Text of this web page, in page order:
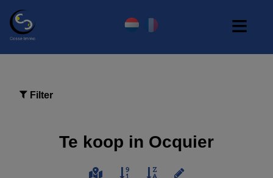
Filter
Te koop in Ocquier